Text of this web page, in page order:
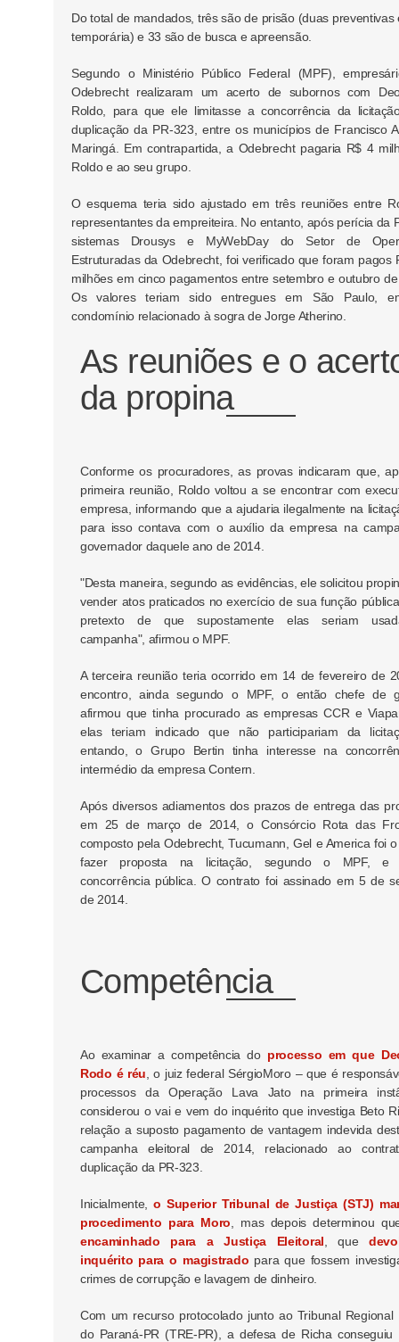
Do total de mandados, três são de prisão (duas preventivas
temporária) e 33 são de busca e apreensão.
Segundo o Ministério Público Federal (MPF),
Odebrecht realizaram um acerto de subornos com
Roldo, para que ele limitasse a concorrência da
duplicação da PR-323, entre os municípios de Francisco
Maringá. Em contrapartida, a Odebrecht pagaria R$ 4
Roldo e ao seu grupo.
O esquema teria sido ajustado em três reuniões entre
representantes da empreiteira. No entanto, após perícia da
sistemas Drousys e MyWebDay do Setor de
Estruturadas da Odebrecht, foi verificado que foram pagos
milhões em cinco pagamentos entre setembro e outubro
Os valores teriam sido entregues em São Paulo,
condomínio relacionado à sogra de Jorge Atherino.
As reuniões e o
da propina
Conforme os procuradores, as provas indicaram que,
primeira reunião, Roldo voltou a se encontrar com
empresa, informando que a ajudaria ilegalmente na
para isso contava com o auxílio da empresa na
governador daquele ano de 2014.
"Desta maneira, segundo as evidências, ele solicitou
vender atos praticados no exercício de sua função
pretexto de que supostamente elas seriam
campanha", afirmou o MPF.
A terceira reunião teria ocorrido em 14 de fevereiro de
encontro, ainda segundo o MPF, o então chefe de
afirmou que tinha procurado as empresas CCR e
elas teriam indicado que não participariam da
entando, o Grupo Bertin tinha interesse na
intermédio da empresa Contern.
Após diversos adiamentos dos prazos de entrega das
em 25 de março de 2014, o Consórcio Rota das
composto pela Odebrecht, Tucumann, Gel e America foi
fazer proposta na licitação, segundo o MPF, e
concorrência pública. O contrato foi assinado em 5 de
de 2014.
Competência
Ao examinar a competência do processo em que
Rodo é réu , o juiz federal SérgioMoro – que é
processos da Operação Lava Jato na primeira
considerou o vai e vem do inquérito que investiga Beto
relação a suposto pagamento de vantagem indevida
campanha eleitoral de 2014, relacionado ao
duplicação da PR-323.
Inicialmente,o Superior Tribunal de Justiça (STJ)
procedimento para Moro , mas depois determinou
encaminhado para a Justiça Eleitoral , que
inquérito para o magistrado para que fossem
crimes de corrupção e lavagem de dinheiro.
Com um recurso protocolado junto ao Tribunal Regional
do Paraná-PR (TRE-PR), a defesa de Richa conseguiu